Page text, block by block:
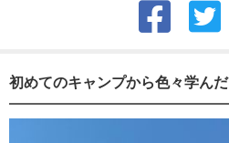
初めてのキャンプから色々学んだ